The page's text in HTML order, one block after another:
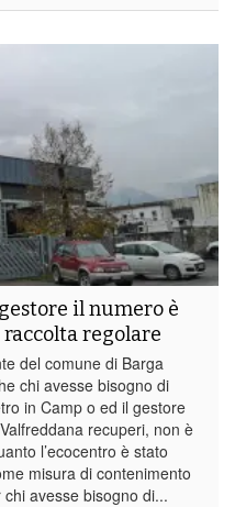
il numero è
regolare
del comune di Barga
chi avesse bisogno di
in Camp o ed il gestore
recuperi, non è
l’ecocentro è stato
misura di contenimento
avesse bisogno di...